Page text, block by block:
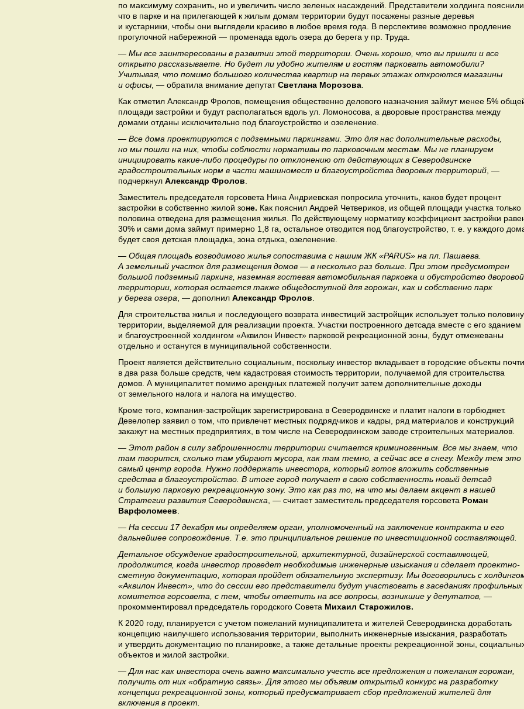
по максимуму сохранить, но и увеличить число зеленых насаждений. Представители холдинга
что в парке и на прилегающей к жилым домам территории будут посажены разные деревья
и кустарники, чтобы они выглядели красиво в любое время года. В перспективе возможно продление
прогулочной набережной — променада вдоль озера до берега у пр. Труда.
— Мы все заинтересованы в развитии этой территории. Очень хорошо, что вы пришли и все
открыто рассказываете. Но будет ли удобно жителям и гостям парковать автомобили?
Учитывая, что помимо большого количества квартир на первых этажах откроются магазины
и офисы , — обратила внимание депутатСветлана Морозова
Как отметил Александр Фролов, помещения общественно делового назначения займут менее 5%
площади застройки и будут располагаться вдоль ул. Ломоносова, а дворовые пространства между
домами отданы исключительно под благоустройство и озеленение.
— Все дома проектируются с подземными паркингами. Это для нас дополнительные расходы,
но мы пошли на них, чтобы соблюсти нормативы по парковочным местам. Мы не планируем
инициировать какие-либо процедуры по отклонению от действующих в Северодвинске
градостроительных норм в части машиномест и благоустройства дворовых территорий , —
подчеркнул Александр Фролов
Заместитель председателя горсовета Нина Андриевская попросила уточнить, каков будет процент
застройки в собственно жилой зоне. Как пояснил Андрей Четвериков, из общей площади участка только
половина отведена для размещения жилья. По действующему нормативу коэффициент застройки
30% и сами дома займут примерно 1,8 га, остальное отводится под благоустройство, т. е. у каждого
будет своя детская площадка, зона отдыха, озеленение.
— Общая площадь возводимого жилья сопоставима с нашим ЖК «PARUS» на пл. Пашаева.
А земельный участок для размещения домов — в несколько раз больше. При этом предусмотрен
большой подземный паркинг, наземная гостевая автомобильная парковка и обустройство дворовой
территории, которая остается также общедоступной для горожан, как и собственно парк
у берега озера , — дополнил Александр Фролов
Для строительства жилья и последующего возврата инвестиций застройщик использует только половину
территории, выделяемой для реализации проекта. Участки построенного детсада вместе с его зданием
и благоустроенной холдингом «Аквилон Инвест» парковой рекреационной зоны, будут отмежеваны
отдельно и останутся в муниципальной собственности.
Проект является действительно социальным, поскольку инвестор вкладывает в городские объекты почти
в два раза больше средств, чем кадастровая стоимость территории, получаемой для строительства
домов. А муниципалитет помимо арендных платежей получит затем дополнительные доходы
от земельного налога и налога на имущество.
Кроме того, компания-застройщик зарегистрирована в Северодвинске и платит налоги в горбюджет.
Девелопер заявил о том, что привлечет местных подрядчиков и кадры, ряд материалов и конструкций
закажут на местных предприятиях, в том числе на Северодвинском заводе строительных материалов.
— Этот район в силу заброшенности территории считается криминогенным. Все мы знаем, что
там творится, сколько там убирают мусора, как там темно, а сейчас все в снегу. Между тем это
самый центр города. Нужно поддержать инвестора, который готов вложить собственные
средства в благоустройство. В итоге город получает в свою собственность новый детсад
и большую парковую рекреационную зону. Это как раз то, на что мы делаем акцент в нашей
Стратегии развития Северодвинска , — считает заместитель председателя горсовета Роман
Варфоломеев
— На сессии 17 декабря мы определяем орган, уполномоченный на заключение контракта и его
дальнейшее сопровождение. Т.е. это принципиальное решение по инвестиционной составляющей.
Детальное обсуждение градостроительной, архитектурной, дизайнерской составляющей,
продолжится, когда инвестор проведет необходимые инженерные изыскания и сделает проектно-
сметную документацию, которая пройдет обязательную экспертизу. Мы договорились с
«Аквилон Инвест», что до сессии его представители будут участвовать в заседаниях профильных
комитетов горсовета, с тем, чтобы ответить на все вопросы, возникшие у депутатов, —
прокомментировал председатель городского Совета Михаил Старожилов.
К 2020 году, планируется с учетом пожеланий муниципалитета и жителей Северодвинска доработать
концепцию наилучшего использования территории, выполнить инженерные изыскания, разработать
и утвердить документацию по планировке, а также детальные проекты рекреационной зоны,
объектов и жилой застройки.
— Для нас как инвестора очень важно максимально учесть все предложения и пожелания горожан,
получить от них «обратную связь». Для этого мы объявим открытый конкурс на разработку
концепции рекреационной зоны, который предусматривает сбор предложений жителей для
включения в проект.